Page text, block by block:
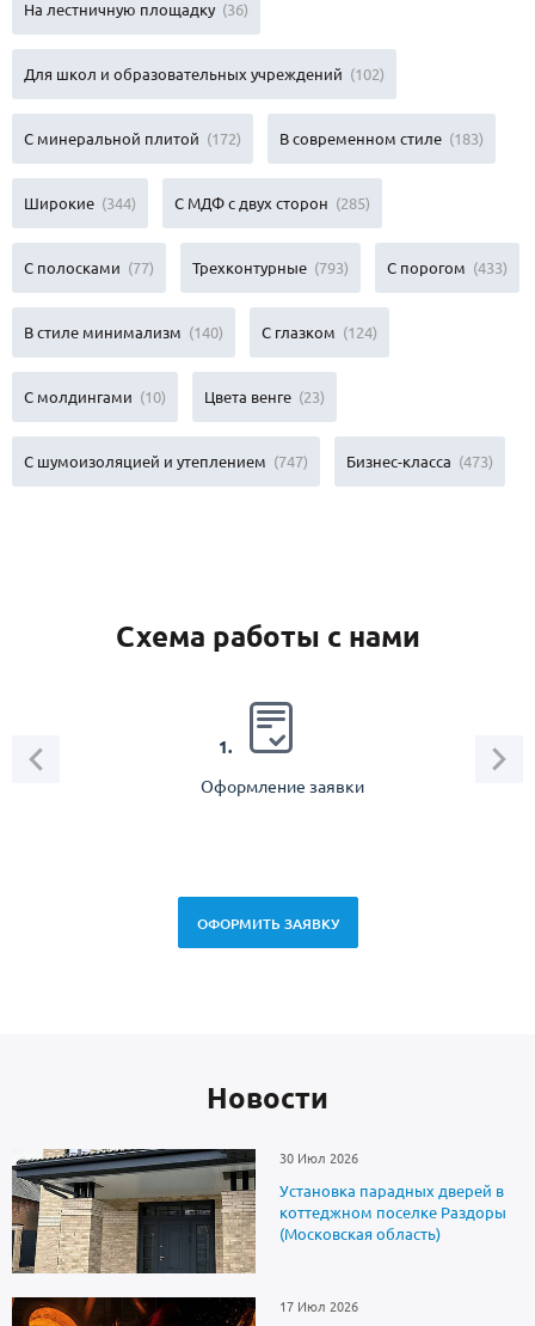
На лестничную площадку (36)
Для школ и образовательных учреждений (102)
С минеральной плитой (172) В современном стиле (183)
Широкие (344) С МДФ с двух сторон (285)
С полосками (77) Трехконтурные (793) С порогом (433)
В стиле минимализм (140) С глазком (124)
C молдингами (10) Цвета венге (23)
С шумоизоляцией и утеплением (747) Бизнес-класса (473)
Схема работы с нами
1.
Оформление заявки
ОФОРМИТЬ ЗАЯВКУ
Новоcти
30 Июл 2026
Установка парадных дверей в
коттеджном поселке Раздоры
(Московская область)
17 Июл 2026